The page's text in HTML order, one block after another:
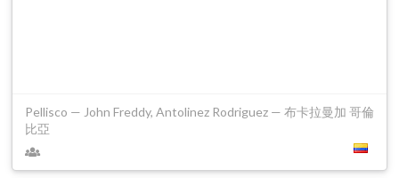
Pellisco — John Freddy, Antolinez Rodriguez — 布卡拉曼加 哥倫
比亞